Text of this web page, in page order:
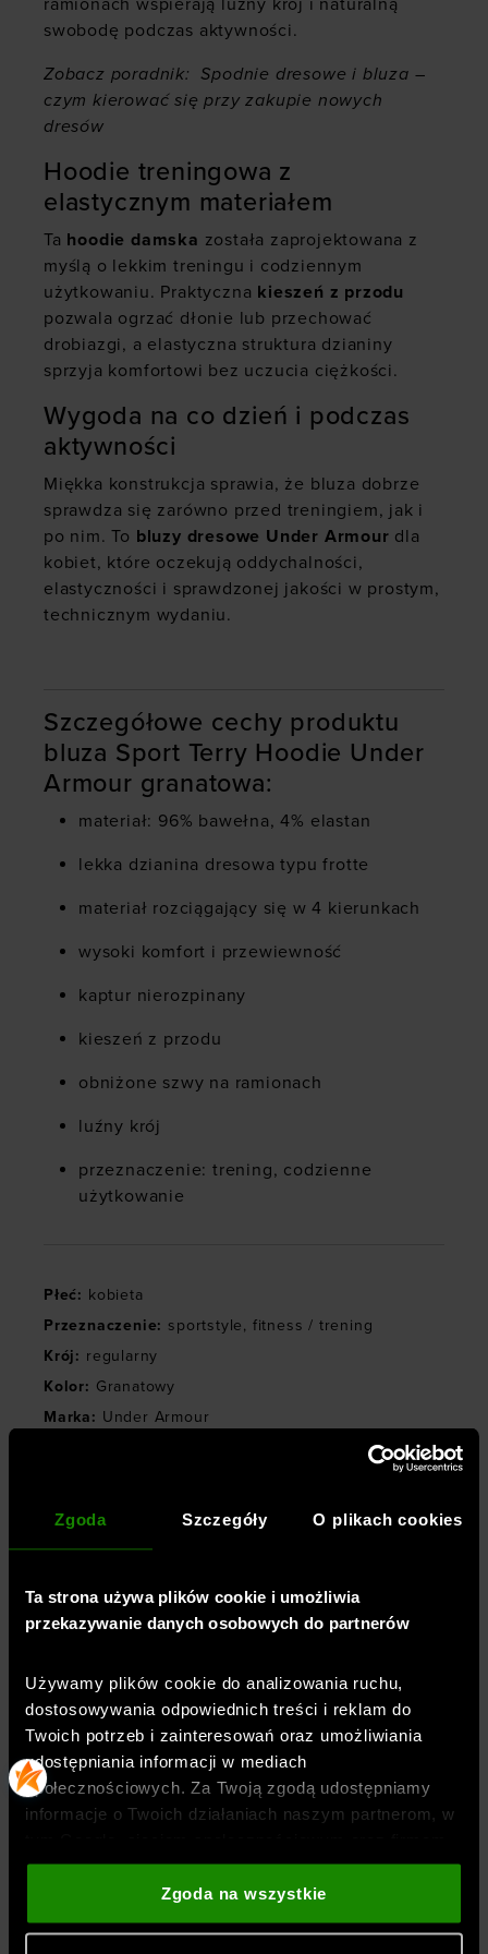
Zgoda Szczegóły O plikach cookies
Ta strona używa plików cookie i umożliwia
przekazywanie danych osobowych do partnerów
Używamy plików cookie do analizowania ruchu,
dostosowywania odpowiednich treści i reklam do
Twoich potrzeb i zainteresowań oraz umożliwiania
udostępniania informacji w mediach
społecznościowych. Za Twoją zgodą udostępniamy
informacje o Twoich działaniach naszym partnerom, w
zajmującym się reklamą i analityką internetową. Nasi
partnerzy mogą łączyć te informacje z innymi, które
podajesz poza tą stroną internetową, a także z
Zgoda na wszystkie
ramionach wspierają luźny krój i naturalną
swobodę podczas aktywności.
Zobacz poradnik: Spodnie dresowe i bluza –
czym kierować się przy zakupie nowych
dresów
Hoodie treningowa z
elastycznym materiałem
Ta hoodie damska została zaprojektowana z
myślą o lekkim treningu i codziennym
użytkowaniu. Praktyczna kieszeń z przodu
pozwala ogrzać dłonie lub przechować
drobiazgi, a elastyczna struktura dzianiny
sprzyja komfortowi bez uczucia ciężkości.
Wygoda na co dzień i podczas
aktywności
Miękka konstrukcja sprawia, że bluza dobrze
sprawdza się zarówno przed treningiem, jak i
po nim. To bluzy dresowe Under Armour dla
kobiet, które oczekują oddychalności,
elastyczności i sprawdzonej jakości w prostym,
technicznym wydaniu.
Szczegółowe cechy produktu
bluza Sport Terry Hoodie Under
Armour granatowa:
materiał: 96% bawełna, 4% elastan
lekka dzianina dresowa typu frotte
materiał rozciągający się w 4 kierunkach
wysoki komfort i przewiewność
kaptur nierozpinany
kieszeń z przodu
obniżone szwy na ramionach
luźny krój
przeznaczenie: trening, codzienne
użytkowanie
Płeć: kobieta
Przeznaczenie: sportstyle, fitness / trening
Krój: regularny
Kolor: Granatowy
Marka: Under Armour
Materiał dominujący
bawełna
Styl bluzy: dresowa, nierozpinana
Materiał główny: 96% bawełna,4% elastan
TECHNOLOGIE
OPINIE